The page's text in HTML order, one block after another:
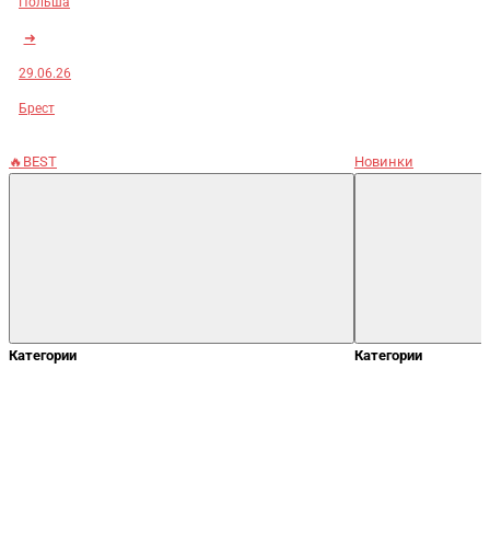
➜
29.06.26
Брест
🔥BEST
Категории
Новинки
Категории